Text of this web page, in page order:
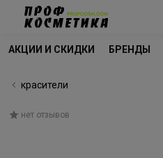
АКЦИИ И СКИДКИ БРЕНДЫ
красители
нет отзывов